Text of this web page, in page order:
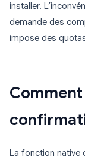
installer.
demande des
impose des
La fonction native